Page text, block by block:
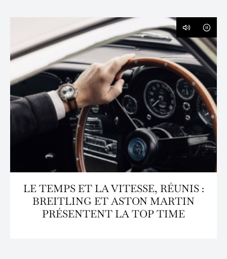
LE TEMPS ET LA VITESSE, RÉUNIS :
BREITLING ET ASTON MARTIN
PRÉSENTENT LA TOP TIME